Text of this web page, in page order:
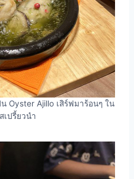
Oyster Ajillo เสิร์ฟมาร้อนๆ ใน
เปรี้ยวนำ